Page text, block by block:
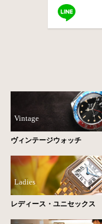
Vintage
ヴィンテージウォッチ
Ladies
レディース・ユニセックス